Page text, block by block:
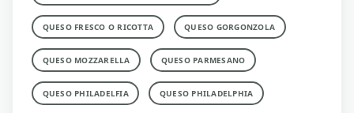
QUESO FRESCO O RICOTTA QUESO GORGONZOLA
QUESO MOZZARELLA QUESO PARMESANO
QUESO PHILADELFIA QUESO PHILADELPHIA